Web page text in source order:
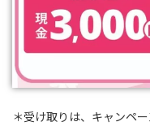
＊受け取りは、キャンペ